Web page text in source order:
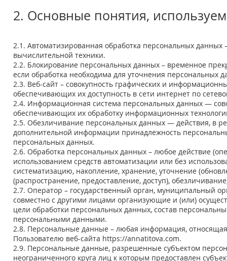
2. Основные понятия,
2.1. Автоматизированная обработка персональных
вычислительной техники.
2.2. Блокирование персональных данных – временное
если обработка необходима для уточнения персональных
2.3. Веб-сайт – совокупность графических и
обеспечивающих их доступность в сети интернет по
2.4. Информационная система персональных данных —
обеспечивающих их обработку информационных
2.5. Обезличивание персональных данных — действия, в
дополнительной информации принадлежность
персональных данных.
2.6. Обработка персональных данных – любое действие
использованием средств автоматизации или без
систематизацию, накопление, хранение, уточнение
(распространение, предоставление, доступ),
2.7. Оператор – государственный орган, муниципальный
совместно с другими лицами организующие и (или)
цели обработки персональных данных, состав
персональными данными.
2.8. Персональные данные – любая информация,
Пользователю веб-сайта https://annatitova.com.
2.9. Персональные данные, разрешенные субъектом
неограниченного круга лиц к которым предоставлен